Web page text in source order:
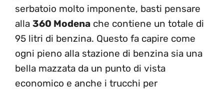
serbatoio molto imponente, basti pensare
alla 360 Modena che contiene un totale di
95 litri di benzina. Questo fa capire come
ogni pieno alla stazione di benzina sia una
bella mazzata da un punto di vista
economico e anche i trucchi per